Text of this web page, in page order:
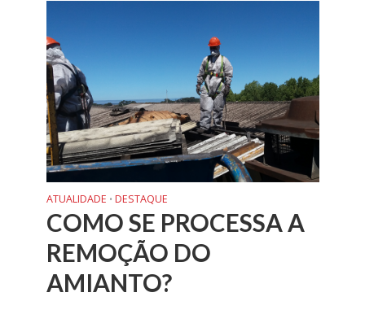
ATUALIDADE • DESTAQUE
COMO SE PROCESSA A
REMOÇÃO DO
AMIANTO?